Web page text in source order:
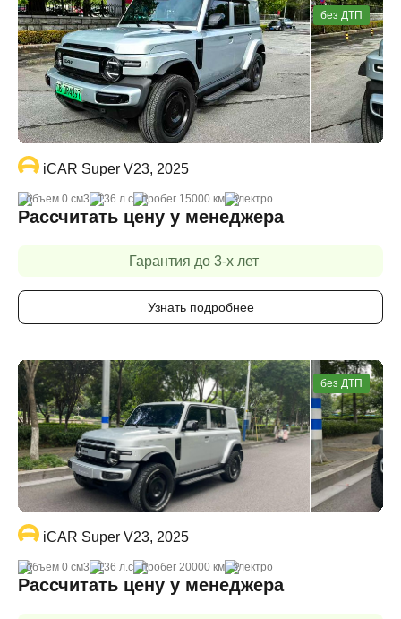
без ДТП
iCAR Super V23, 2025
объем 0 cм3 136 л.с пробег 15000 км электро
Рассчитать цену у менеджера
Гарантия до 3-х лет
Узнать подробнее
без ДТП
iCAR Super V23, 2025
объем 0 cм3 136 л.с пробег 20000 км электро
Рассчитать цену у менеджера